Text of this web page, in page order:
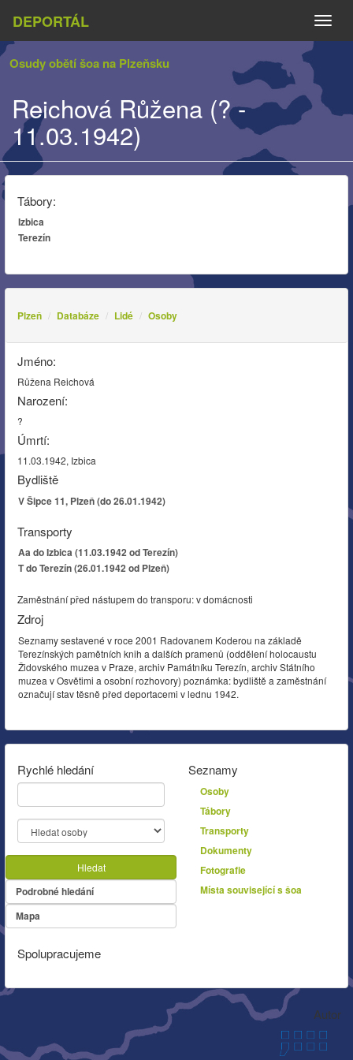
DEPORTÁL
Osudy obětí šoa na Plzeňsku
Reichová Růžena (? -
11.03.1942)
Tábory:
Izbica
Terezín
Plzeň Databáze Lidé Osoby
Jméno:
Růžena Reichová
Narození:
?
Úmrtí:
11.03.1942, Izbica
Bydliště
V Šipce 11, Plzeň (do 26.01.1942)
Transporty
Aa do Izbica (11.03.1942 od Terezín)
T do Terezín (26.01.1942 od Plzeň)
Zaměstnání před nástupem do transporu: v domácnosti
Zdroj
Seznamy sestavené v roce 2001 Radovanem Koderou na základě
Terezínských pamětních knih a dalších pramenů (oddělení holocaustu
Židovského muzea v Praze, archiv Památníku Terezín, archiv Státního
muzea v Osvětimi a osobní rozhovory) poznámka: bydliště a zaměstnání
označují stav těsně před deportacemi v lednu 1942.
Rychlé hledání
Hledat
Podrobné hledání
Mapa
Seznamy
Osoby
Tábory
Transporty
Dokumenty
Fotografie
Místa související s šoa
Spolupracujeme
Autor